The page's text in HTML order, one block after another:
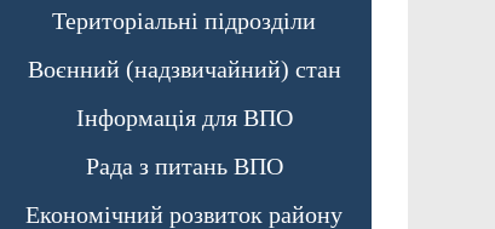
Територіальні підрозділи
Воєнний (надзвичайний) стан
Інформація для ВПО
Рада з питань ВПО
Економічний розвиток району